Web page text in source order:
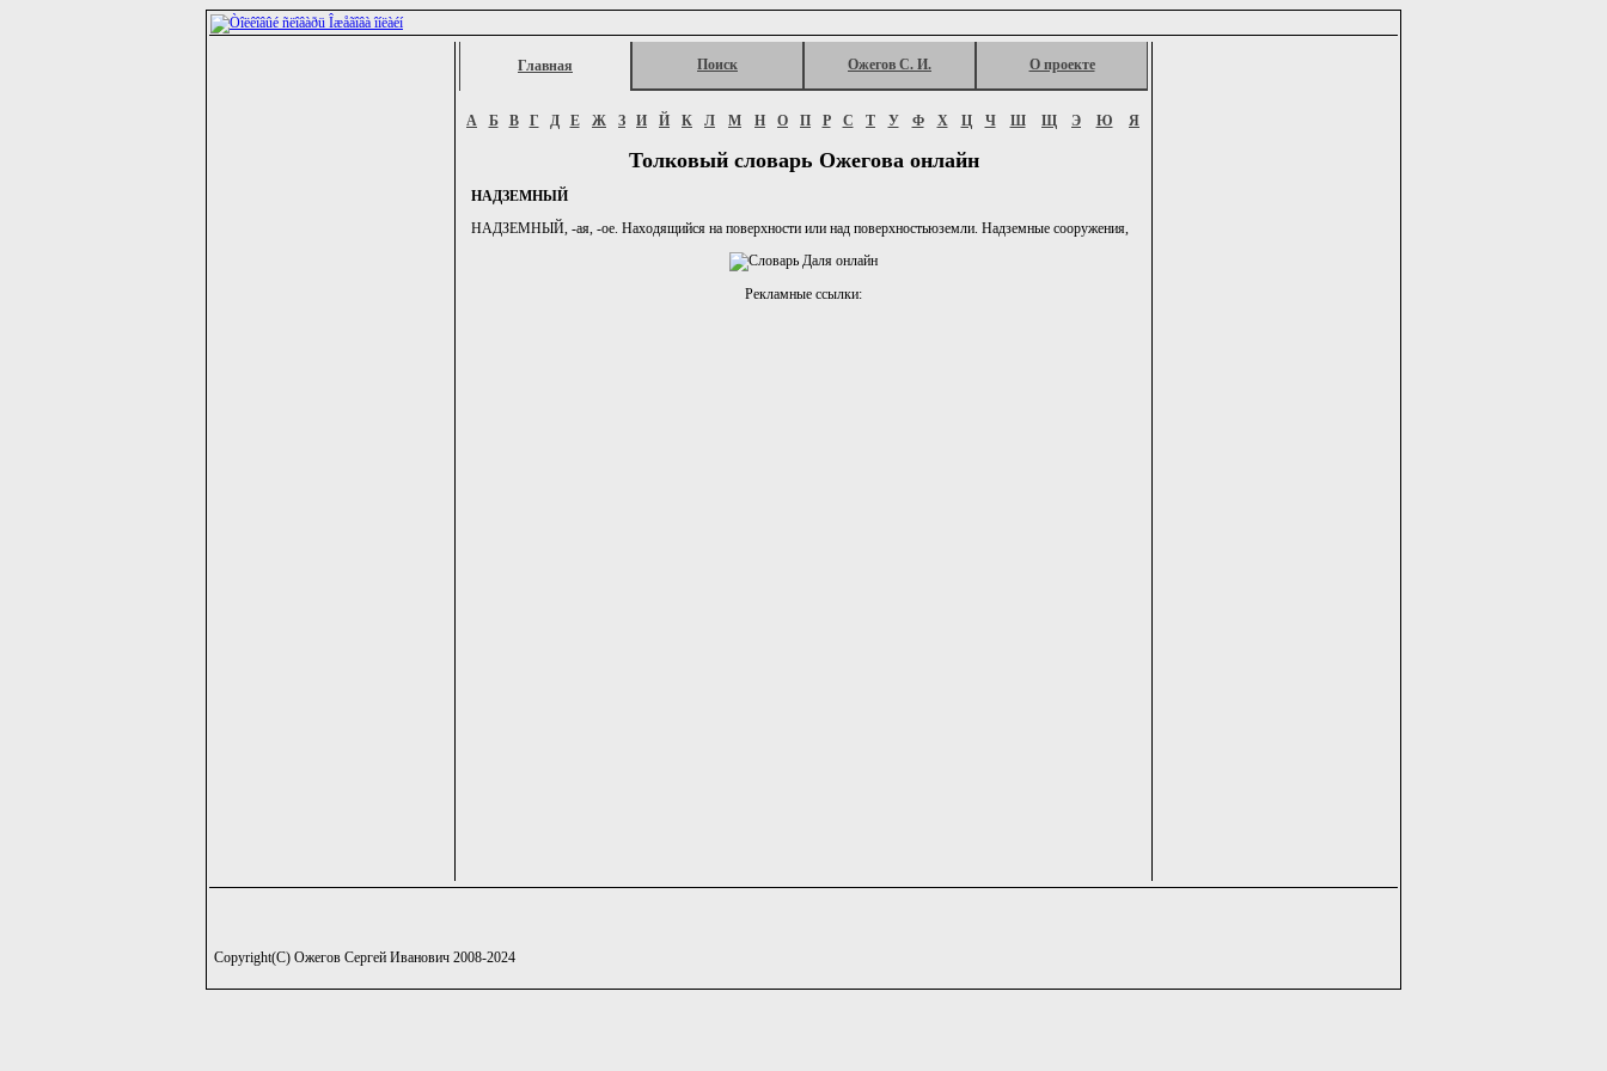
Главная Поиск Ожегов С. И. О проекте
А Б В Г Д Е Ж З И Й К Л М Н О П Р С Т У Ф Х Ц Ч Ш Щ Э Ю Я
Толковый словарь Ожегова онлайн
НАДЗЕМНЫЙ
НАДЗЕМНЫЙ, -ая, -ое. Находящийся на поверхности или над поверхностьюземли. Надземные сооружения,
Рекламные ссылки:
Copyright(C) Ожегов Сергей Иванович 2008-2024